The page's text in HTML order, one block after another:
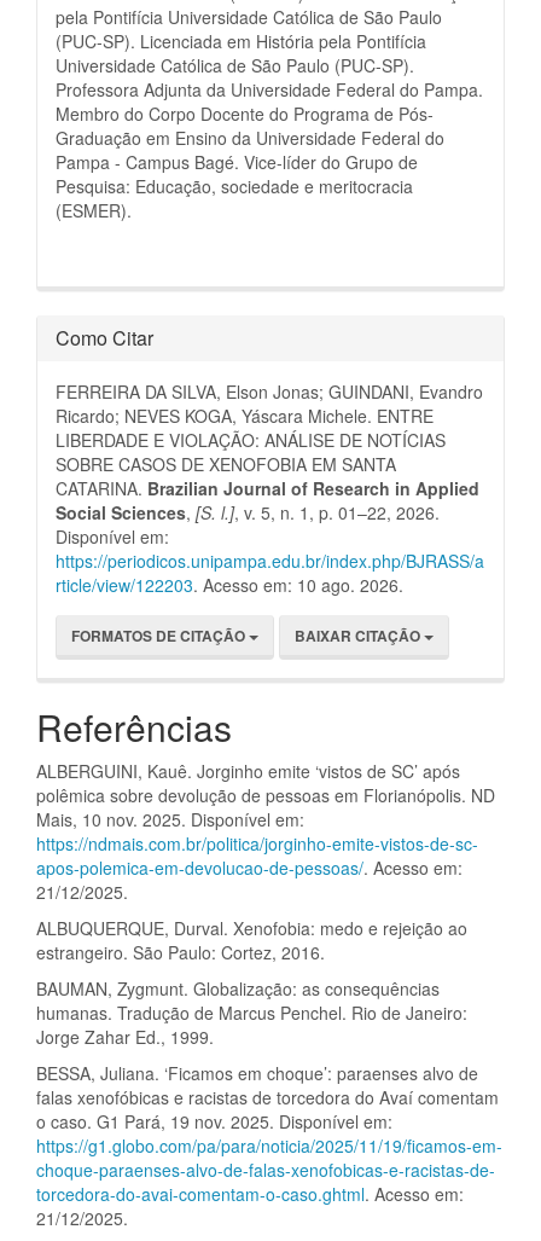
pela Pontifícia Universidade Católica de São Paulo
(PUC-SP). Licenciada em História pela Pontifícia
Universidade Católica de São Paulo (PUC-SP).
Professora Adjunta da Universidade Federal do Pampa.
Membro do Corpo Docente do Programa de Pós-
Graduação em Ensino da Universidade Federal do
Pampa - Campus Bagé. Vice-líder do Grupo de
Pesquisa: Educação, sociedade e meritocracia
(ESMER).
Como Citar
FERREIRA DA SILVA, Elson Jonas; GUINDANI, Evandro
Ricardo; NEVES KOGA, Yáscara Michele. ENTRE
LIBERDADE E VIOLAÇÃO: ANÁLISE DE NOTÍCIAS
SOBRE CASOS DE XENOFOBIA EM SANTA
CATARINA. Brazilian Journal of Research in Applied
Social Sciences, [S. l.], v. 5, n. 1, p. 01–22, 2026.
Disponível em:
https://periodicos.unipampa.edu.br/index.php/BJRASS/a
rticle/view/122203. Acesso em: 10 ago. 2026.
FORMATOS DE CITAÇÃO BAIXAR CITAÇÃO
Referências
ALBERGUINI, Kauê. Jorginho emite ‘vistos de SC’ após
polêmica sobre devolução de pessoas em Florianópolis. ND
Mais, 10 nov. 2025. Disponível em:
https://ndmais.com.br/politica/jorginho-emite-vistos-de-sc-
apos-polemica-em-devolucao-de-pessoas/. Acesso em:
21/12/2025.
ALBUQUERQUE, Durval. Xenofobia: medo e rejeição ao
estrangeiro. São Paulo: Cortez, 2016.
BAUMAN, Zygmunt. Globalização: as consequências
humanas. Tradução de Marcus Penchel. Rio de Janeiro:
Jorge Zahar Ed., 1999.
BESSA, Juliana. ‘Ficamos em choque’: paraenses alvo de
falas xenofóbicas e racistas de torcedora do Avaí comentam
o caso. G1 Pará, 19 nov. 2025. Disponível em:
https://g1.globo.com/pa/para/noticia/2025/11/19/ficamos-em-
choque-paraenses-alvo-de-falas-xenofobicas-e-racistas-de-
torcedora-do-avai-comentam-o-caso.ghtml. Acesso em:
21/12/2025.